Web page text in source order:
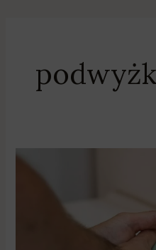
Będzie
podwyżka